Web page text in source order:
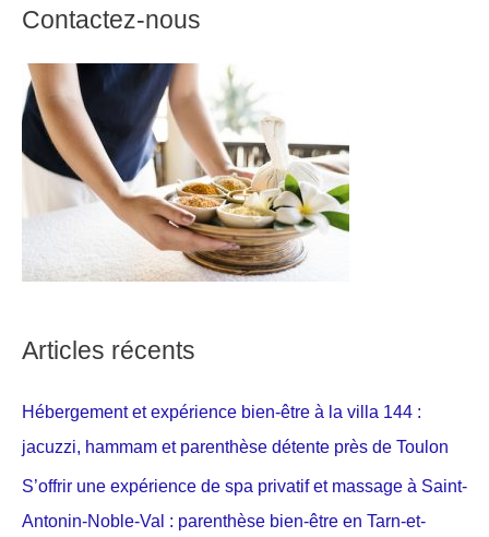
Contactez-nous
Articles récents
Hébergement et expérience bien-être à la villa 144 :
jacuzzi, hammam et parenthèse détente près de Toulon
S’offrir une expérience de spa privatif et massage à Saint-
Antonin-Noble-Val : parenthèse bien-être en Tarn-et-